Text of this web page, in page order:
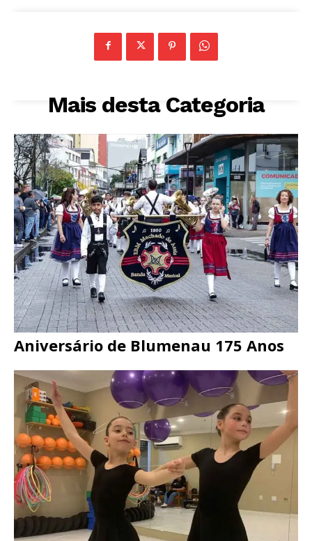
Mais desta Categoria
Aniversário de Blumenau 175 Anos